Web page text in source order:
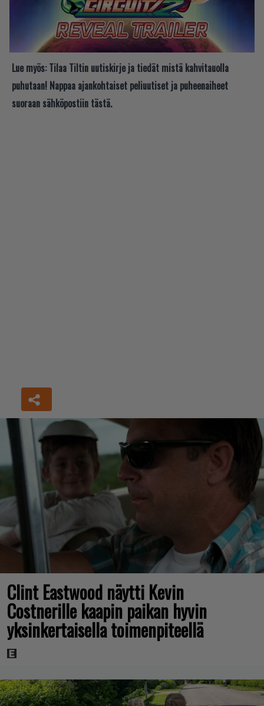
Lue myös: Tilaa Tiltin uutiskirje ja tiedät mistä kahvitauolla
puhutaan! Nappaa ajankohtaiset peliuutiset ja puheenaiheet
suoraan sähköpostiin tästä.
Clint Eastwood näytti Kevin
Costnerille kaapin paikan hyvin
yksinkertaisella toimenpiteellä